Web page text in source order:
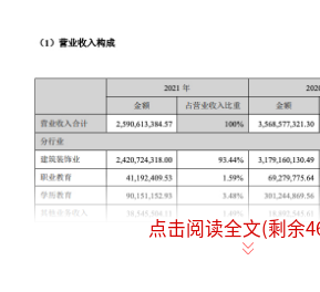
点击阅读全文(剩余